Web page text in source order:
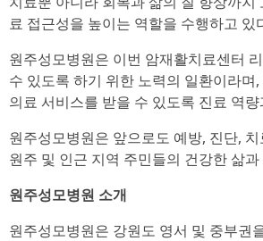
료 접근성을 높이는 역할을 수행하고 있
원주성모병원은 이번 암재활치료센터
수 있도록 하기 위한 노력의 일환이라
의료 서비스를 받을 수 있도록 진료 역
원주성모병원은 앞으로도 예방, 진단,
원주 및 인근 지역 주민들의 건강한 삶
원주성모병원 소개
원주성모병원은 강원도 영서 및 중부권